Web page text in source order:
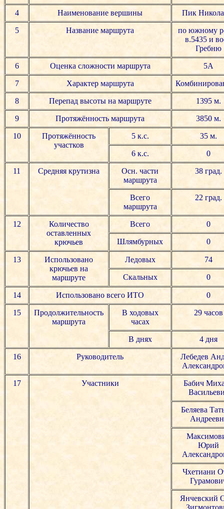
4 Наименование вершины Пик
5 Название маршрута
по южному
в.5435 и
Гребню
6 Оценка сложности маршрута 5А
7 Характер маршрута
8 Перепад высоты на маршруте 1395 м.
9 Протяжённость маршрута 3850 м.
10
Протяжённость
участков
5 к.с. 35 м.
6 к.с. 0
11 Средняя крутизна
Осн. части
маршрута
38 град.
Всего
маршрута
22 град.
12
Количество
оставленных
крючьев
Всего 0
Шлямбурных 0
13
Использовано
крючьев на
маршруте
Ледовых 74
Скальных 0
14 Использовано всего ИТО 0
15
Продолжительность
маршрута
В ходовых
часах
29 часов
В днях 4 дня
16 Руководитель
Лебедев
17 Участники
Бабич
Беляева
Юрий
Чхетиани
Янчевский